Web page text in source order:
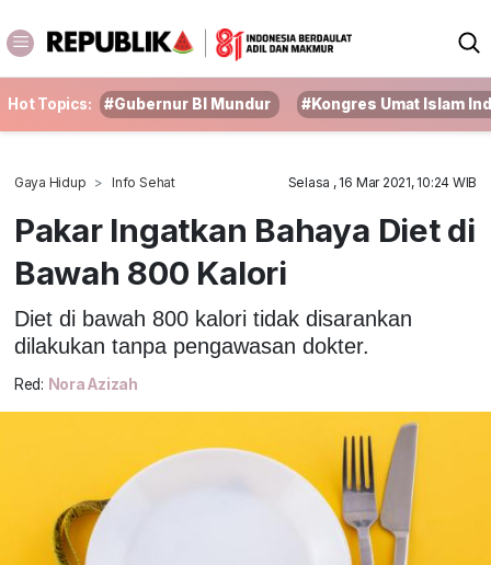
Hot Topics: #Gubernur BI Mundur #Kongres Umat Islam
Gaya Hidup Info Sehat Selasa , 16 Mar 2021, 10:24 WIB
Pakar Ingatkan Bahaya Diet di
Bawah 800 Kalori
Diet di bawah 800 kalori tidak disarankan
dilakukan tanpa pengawasan dokter.
Red: Nora Azizah